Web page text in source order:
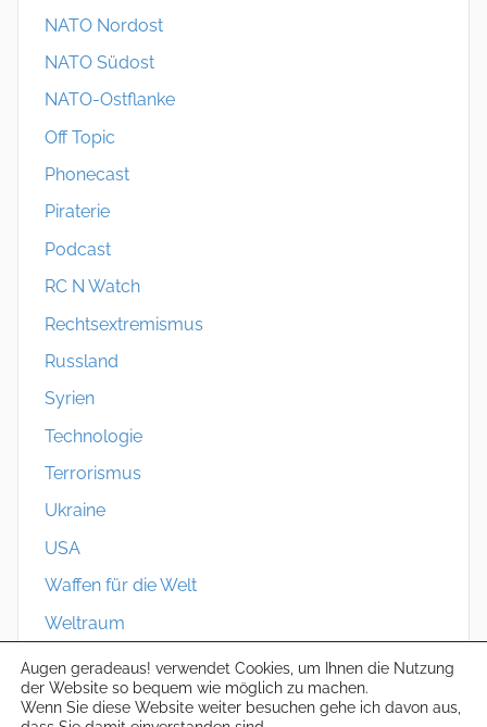
NATO Nordost
NATO Südost
NATO-Ostflanke
Off Topic
Phonecast
Piraterie
Podcast
RC N Watch
Rechtsextremismus
Russland
Syrien
Technologie
Terrorismus
Ukraine
USA
Waffen für die Welt
Weltraum
Zivilschutz
Augen geradeaus! verwendet Cookies, um Ihnen die Nutzung
der Website so bequem wie möglich zu machen.
Wenn Sie diese Website weiter besuchen gehe ich davon aus,